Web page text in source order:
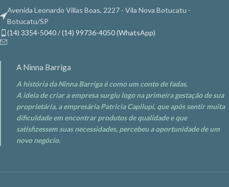
DURAREM OS ESTOQUES
Avenida Leonardo Villas Boas, 2227 - Vila Nova Botucatu -
Botucatu/SP
(14) 3354-5040 / (14) 99736-4050 (WhatsApp)
A Ninna Barriga
A história da Ninna Barriga é como um conto de fadas.
A ideia de criar a empresa surgiu logo na primeira gestação de sua
proprietária, a empresária Patricia Capilupi, que após sentir muita
dificuldade em encontrar produtos de qualidade e que
satisfizessem suas necessidades, percebeu a oportunidade de um
novo negócio.